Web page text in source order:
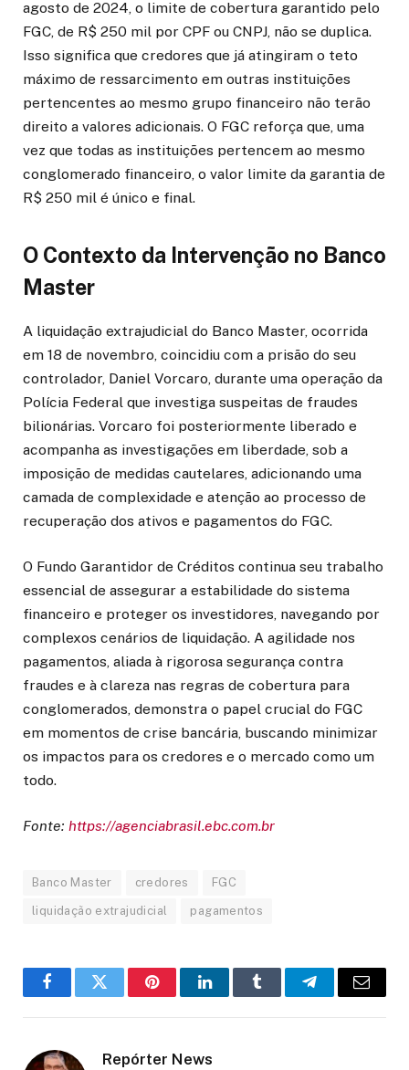
agosto de 2024, o limite de cobertura garantido pelo
FGC, de R$ 250 mil por CPF ou CNPJ, não se duplica.
Isso significa que credores que já atingiram o teto
máximo de ressarcimento em outras instituições
pertencentes ao mesmo grupo financeiro não terão
direito a valores adicionais. O FGC reforça que, uma
vez que todas as instituições pertencem ao mesmo
conglomerado financeiro, o valor limite da garantia de
R$ 250 mil é único e final.
O Contexto da Intervenção no Banco
Master
A liquidação extrajudicial do Banco Master, ocorrida
em 18 de novembro, coincidiu com a prisão do seu
controlador, Daniel Vorcaro, durante uma operação da
Polícia Federal que investiga suspeitas de fraudes
bilionárias. Vorcaro foi posteriormente liberado e
acompanha as investigações em liberdade, sob a
imposição de medidas cautelares, adicionando uma
camada de complexidade e atenção ao processo de
recuperação dos ativos e pagamentos do FGC.
O Fundo Garantidor de Créditos continua seu trabalho
essencial de assegurar a estabilidade do sistema
financeiro e proteger os investidores, navegando por
complexos cenários de liquidação. A agilidade nos
pagamentos, aliada à rigorosa segurança contra
fraudes e à clareza nas regras de cobertura para
conglomerados, demonstra o papel crucial do FGC
em momentos de crise bancária, buscando minimizar
os impactos para os credores e o mercado como um
todo.
Fonte: https://agenciabrasil.ebc.com.br
Banco Master credores FGC
liquidação extrajudicial pagamentos
FacebookTwitter PinterestLinkedInTumblr TelegramEmail
Repórter News